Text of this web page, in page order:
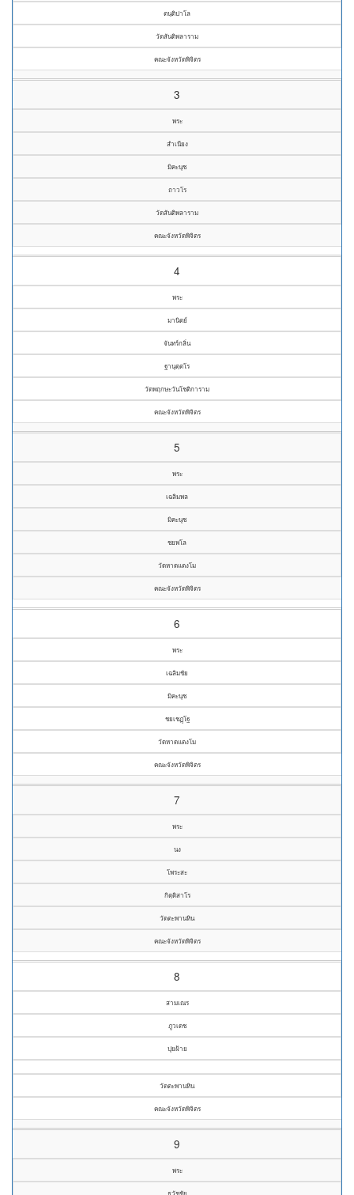
ตนฺติปาโล
วัดสันติพลาราม
คณะจังหวัดพิจิตร
3
พระ
สำเนียง
มิคะนุช
ถาวโร
วัดสันติพลาราม
คณะจังหวัดพิจิตร
4
พระ
มานิตย์
จันทร์กลิ่น
ฐานุตฺตโร
วัดพฤกษะวันโชติการาม
คณะจังหวัดพิจิตร
5
พระ
เฉลิมพล
มิคะนุช
ชยพโล
วัดหาดแตงโม
คณะจังหวัดพิจิตร
6
พระ
เฉลิมชัย
มิคะนุช
ชยเชฏฺโฐ
วัดหาดแตงโม
คณะจังหวัดพิจิตร
7
พระ
นง
โพระสะ
กิตฺติสาโร
วัดตะพานหิน
คณะจังหวัดพิจิตร
8
สามเณร
ภูวเดช
ปุยฝ้าย
วัดตะพานหิน
คณะจังหวัดพิจิตร
9
พระ
ธวัชชัย